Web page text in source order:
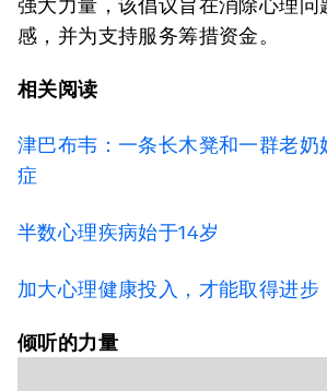
强大力量，该倡议旨在消除心理问
感，并为支持服务筹措资金。
相关阅读
津巴布韦：一条长木凳和一群老奶
症
半数心理疾病始于14岁
加大心理健康投入，才能取得进步
倾听的力量